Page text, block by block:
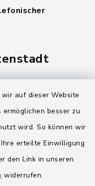
auf dieser Website
ermöglichen besser zu
wird. So können wir
erteilte Einwilligung
den Link in unseren
widerrufen.